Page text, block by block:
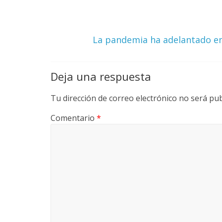
e
n
La pandemia ha adelantado
Deja una respuesta
Tu dirección de correo electrónico no será
Comentario *